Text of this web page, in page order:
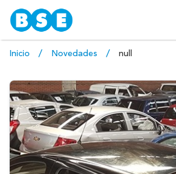
Inicio Novedades null